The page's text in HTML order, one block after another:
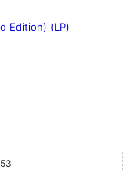
Edition) (LP)